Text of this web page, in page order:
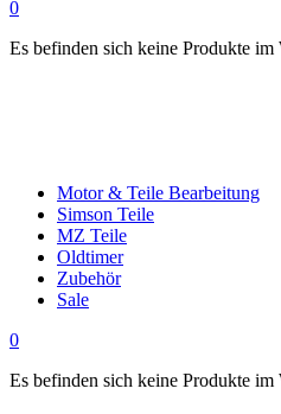
0
Es befinden sich keine Produkte im
Motor & Teile Bearbeitung
Simson Teile
MZ Teile
Oldtimer
Zubehör
Sale
0
Es befinden sich keine Produkte im